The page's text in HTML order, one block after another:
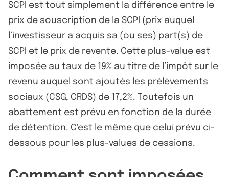
SCPI est tout simplement la différence entre le
prix de souscription de la SCPI (prix auquel
l’investisseur a acquis sa (ou ses) part(s) de
SCPI et le prix de revente. Cette plus-value est
imposée au taux de 19% au titre de l’impôt sur le
revenu auquel sont ajoutés les prélèvements
sociaux (CSG, CRDS) de 17,2%. Toutefois un
abattement est prévu en fonction de la durée
de détention. C'est le même que celui prévu ci-
dessous pour les plus-values de cessions.